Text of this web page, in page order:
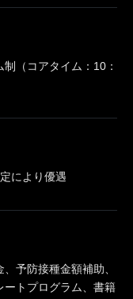
（コアタイム：10：
により優遇
予防接種金額補助、
ートプログラム、書籍